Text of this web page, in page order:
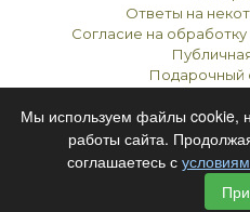
Ответы на
Согласие на
Подарочный
ЭКОСТОРИЯ
Мы используем файлы cookie,
работы сайта.
соглашаетесь с